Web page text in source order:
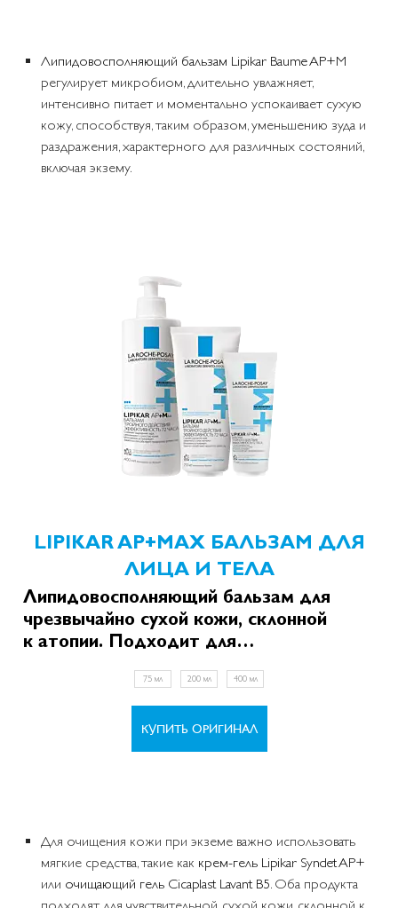
Липидовосполняющий бальзам Lipikar Baume AP+M
регулирует микробиом, длительно увлажняет,
интенсивно питает и моментально успокаивает сухую
кожу, способствуя, таким образом, уменьшению зуда и
раздражения, характерного для различных состояний,
включая экзему.
LIPIKAR AP+MAX БАЛЬЗАМ ДЛЯ
ЛИЦА И ТЕЛА
Липидовосполняющий бальзам для
чрезвычайно сухой кожи, склонной
к атопии. Подходит для
75 мл 200 мл 400 мл
КУПИТЬ ОРИГИНАЛ
Для очищения кожи при экземе важно использовать
мягкие средства, такие как крем-гель Lipikar Syndet AP+
или очищающий гель Cicaplast Lavant B5. Оба продукта
подходят для чувствительной, сухой кожи, склонной к